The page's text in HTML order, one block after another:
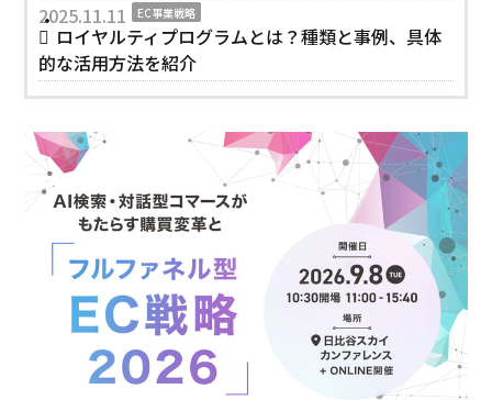
2025.11.11
EC事業戦略
ロイヤルティプログラムとは？種類と事例、具体
的な活用方法を紹介